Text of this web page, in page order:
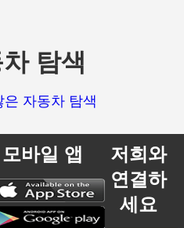
탐색
은 자동차 탐색
모바일 앱
저희와
연결하
세요